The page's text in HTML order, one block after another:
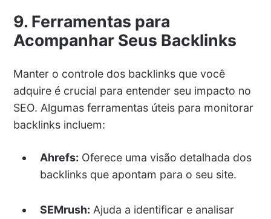
9. Ferramentas para
Acompanhar Seus Backlinks
Manter o controle dos backlinks que você
adquire é crucial para entender seu impacto no
SEO. Algumas ferramentas úteis para monitorar
backlinks incluem:
Ahrefs: Oferece uma visão detalhada dos
backlinks que apontam para o seu site.
SEMrush: Ajuda a identificar e analisar